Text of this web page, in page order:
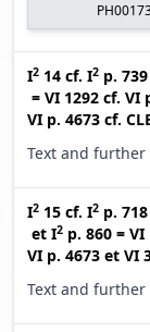
I2 14 cf. I2 p. 739
= VI 1292 cf. VI
VI p. 4673 cf.
Text and
I2 15 cf. I2 p. 718
et I2 p. 860 = VI
VI p. 4673 et VI
Text and